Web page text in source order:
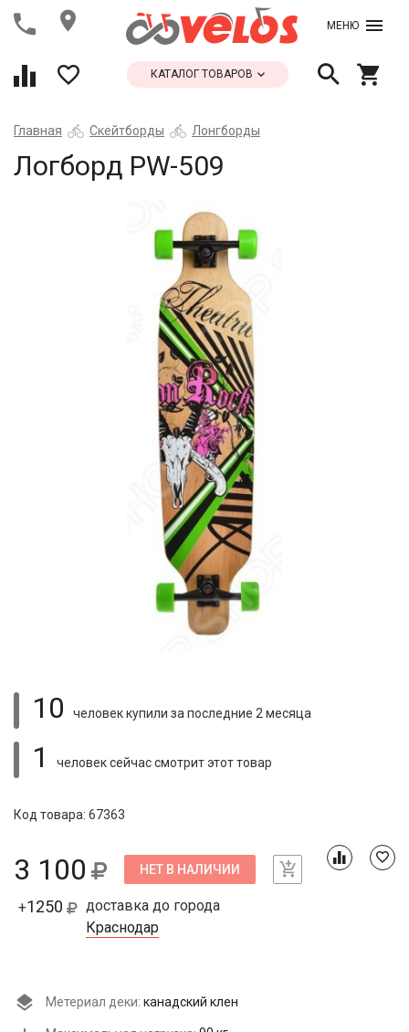
МЕНЮ
КАТАЛОГ ТОВАРОВ
Главная Скейтборды Лонгборды
Логборд PW-509
10 человек купили за последние 2 месяца
1 человек сейчас смотритэтот товар
Код товара: 67363
3 100 НЕТ В НАЛИЧИИ
+1250
доставка до города
Краснодар
Метериал деки: канадский клен